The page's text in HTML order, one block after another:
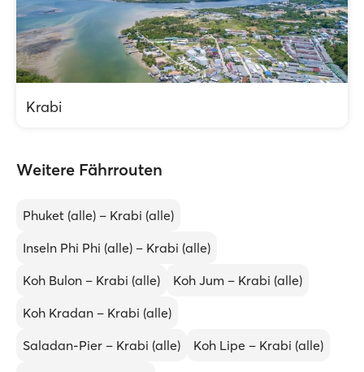
Krabi
Weitere Fährrouten
Phuket (alle) – Krabi (alle)
Inseln Phi Phi (alle) – Krabi (alle)
Koh Bulon – Krabi (alle)
Koh Jum – Krabi (alle)
Koh Kradan – Krabi (alle)
Saladan-Pier – Krabi (alle)
Koh Lipe – Krabi (alle)